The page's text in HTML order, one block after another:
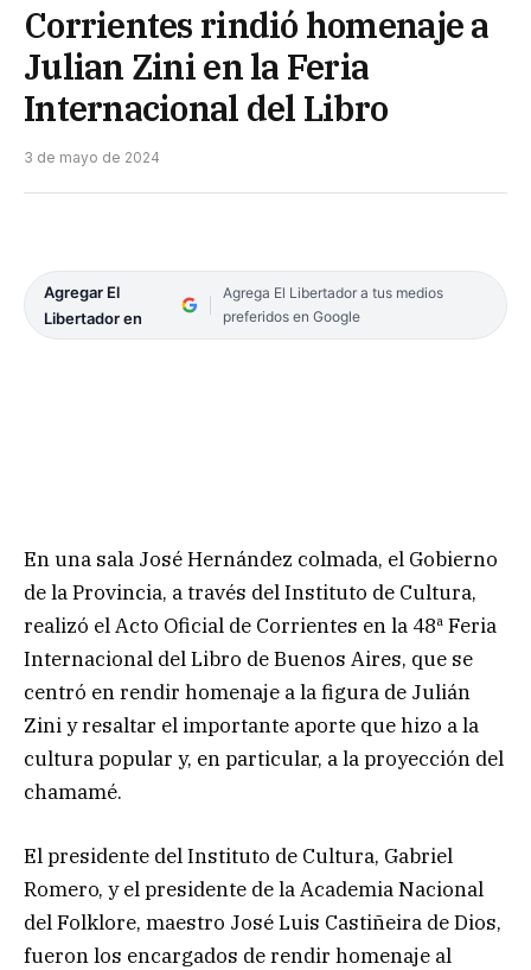
Corrientes rindió homenaje a
Julian Zini en la Feria
Internacional del Libro
3 de mayo de 2024
Agregar El
Libertador en
Agrega El Libertador a tus medios
preferidos en Google
En una sala José Hernández colmada, el Gobierno
de la Provincia, a través del Instituto de Cultura,
realizó el Acto Oficial de Corrientes en la 48ª Feria
Internacional del Libro de Buenos Aires, que se
centró en rendir homenaje a la figura de Julián
Zini y resaltar el importante aporte que hizo a la
cultura popular y, en particular, a la proyección del
chamamé.
El presidente del Instituto de Cultura, Gabriel
Romero, y el presidente de la Academia Nacional
del Folklore, maestro José Luis Castiñeira de Dios,
fueron los encargados de rendir homenaje al